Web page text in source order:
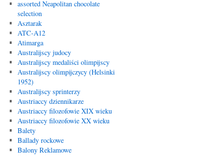
assorted Neapolitan chocolate
selection
Asztarak
ATC-A12
Atimarga
Australijscy judocy
Australijscy medaliści olimpijscy
Australijscy olimpijczycy (Helsinki
1952)
Australijscy sprinterzy
Austriaccy dziennikarze
Austriaccy filozofowie XIX wieku
Austriaccy filozofowie XX wieku
Balety
Ballady rockowe
Balony Reklamowe